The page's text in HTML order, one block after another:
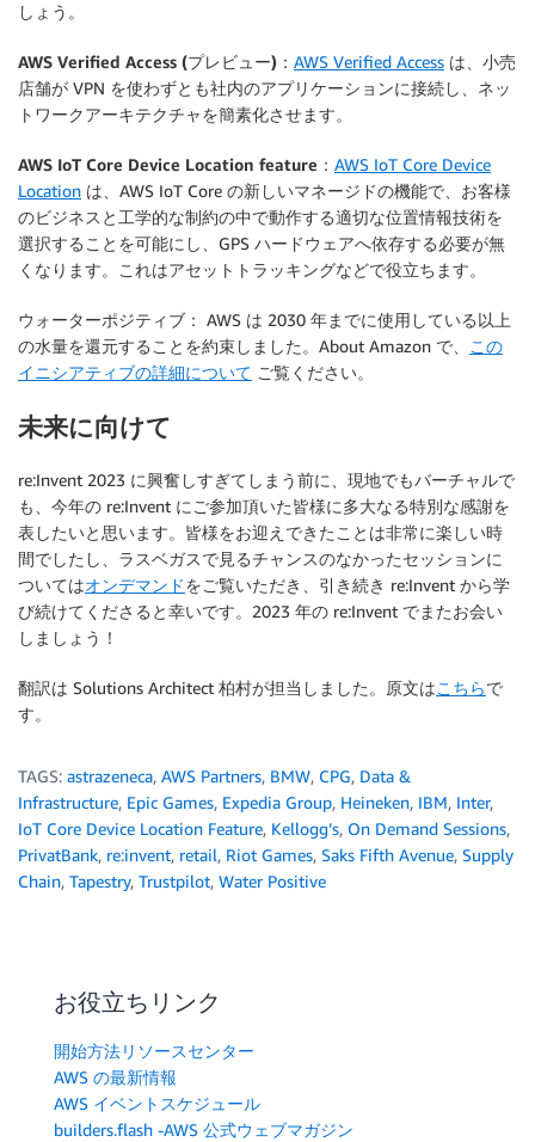
しょう。
AWS Verified Access (プレビュー) ： AWS Verified Access は、小売
店舗が VPN を使わずとも社内のアプリケーションに接続し、ネッ
トワークアーキテクチャを簡素化させます。
AWS IoT Core Device Location feature ： AWS IoT Core Device
Location は、AWS IoT Core の新しいマネージドの機能で、お客様
のビジネスと工学的な制約の中で動作する適切な位置情報技術を
選択することを可能にし、GPS ハードウェアへ依存する必要が無
くなります。これはアセットトラッキングなどで役立ちます。
ウォーターポジティブ ： AWS は 2030 年までに使用している以上
の水量を還元することを約束しました。About Amazon で、
この
イニシアティブの詳細について ご覧ください。
未来に向けて
re:Invent 2023 に興奮しすぎてしまう前に、現地でもバーチャルで
も、今年の re:Invent にご参加頂いた皆様に多大なる特別な感謝を
表したいと思います。皆様をお迎えできたことは非常に楽しい時
間でしたし、ラスベガスで見るチャンスのなかったセッションに
ついてはオンデマンドをご覧いただき、引き続き re:Invent から学
び続けてくださると幸いです。2023 年の re:Invent でまたお会い
しましょう！
翻訳は Solutions Architect 柏村が担当しました。原文はこちらで
す。
TAGS: astrazeneca, AWS Partners, BMW, CPG, Data &
Infrastructure, Epic Games, Expedia Group, Heineken, IBM, Inter,
IoT Core Device Location Feature, Kellogg’s, On Demand Sessions,
PrivatBank, re:invent, retail, Riot Games, Saks Fifth Avenue, Supply
Chain, Tapestry, Trustpilot, Water Positive
お役立ちリンク
開始方法リソースセンター
AWS の最新情報
AWS イベントスケジュール
builders.flash -AWS 公式ウェブマガジン